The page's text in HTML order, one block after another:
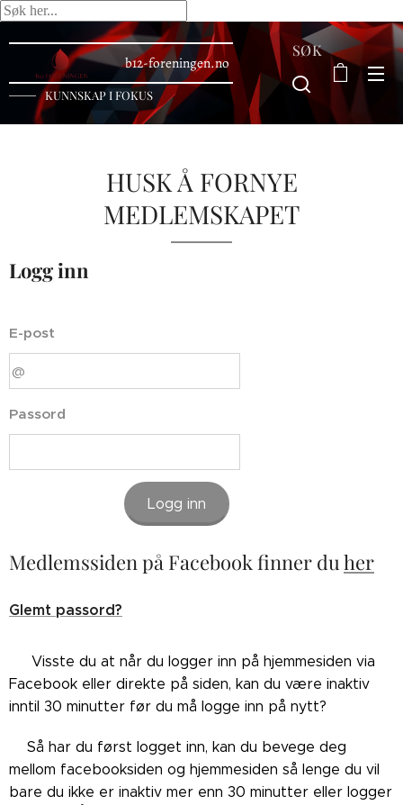
b12-foreningen.no
KUNNSKAP I FOKUS
SØK
HUSK Å FORNYE
MEDLEMSKAPET
Logg inn
E-post
Passord
Logg inn
Medlemssiden på Facebook finner duher
Glemt passord?
👉🏼Visste du at når du logger inn på hjemmesiden via
Facebook eller direkte på siden, kan du være inaktiv
inntil 30 minutter før du må logge inn på nytt?
👉🏼Så har du først logget inn, kan du bevege deg
mellom facebooksiden og hjemmesiden så lenge du vil
bare du ikke er inaktiv mer enn 30 minutter eller logger